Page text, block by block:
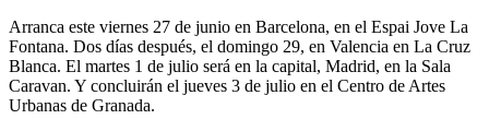
Arranca este viernes 27 de junio en Barcelona, en el Espai Jove La
Fontana. Dos días después, el domingo 29, en Valencia en La Cruz
Blanca. El martes 1 de julio será en la capital, Madrid, en la Sala
Caravan. Y concluirán el jueves 3 de julio en el Centro de Artes
Urbanas de Granada.